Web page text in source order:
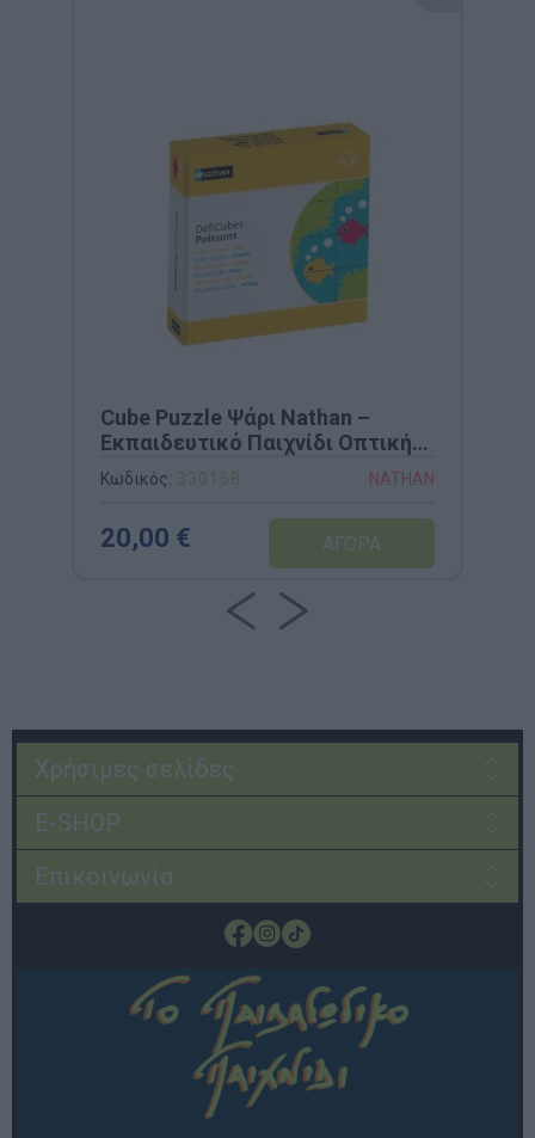
Cube Puzzle Ψάρι Nathan –
Εκπαιδευτικό Παιχνίδι Οπτικής
Διάκρισης & Σύνθεσης (Κωδ.
330158)
Κωδικός: 330158 NATHAN
20,00 €
Χρήσιμες σελίδες
E-SHOP
Επικοινωνία